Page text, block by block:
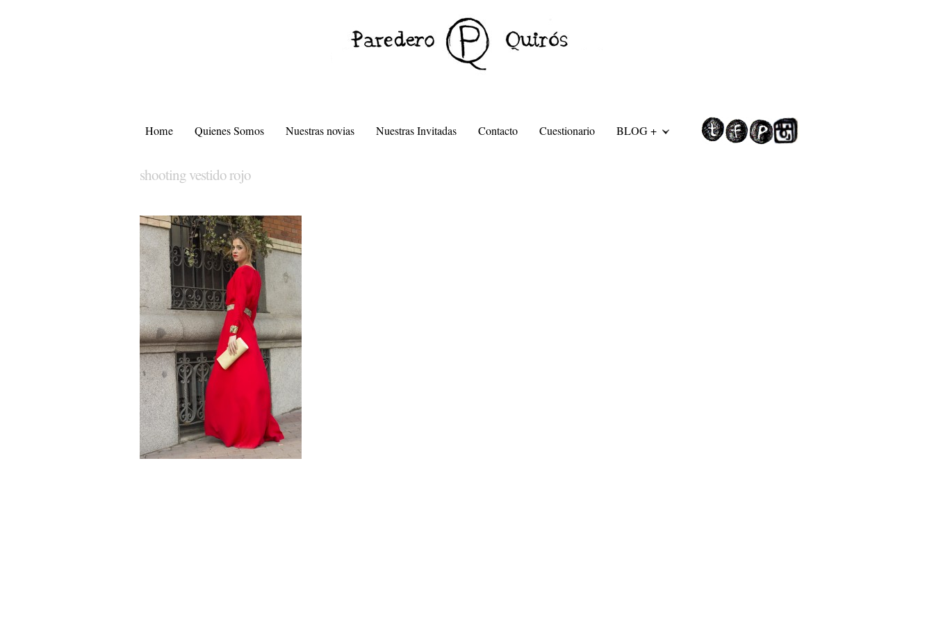
Home Quienes Somos Nuestras novias Nuestras Invitadas Contacto Cuestionario BLOG +
shooting vestido rojo